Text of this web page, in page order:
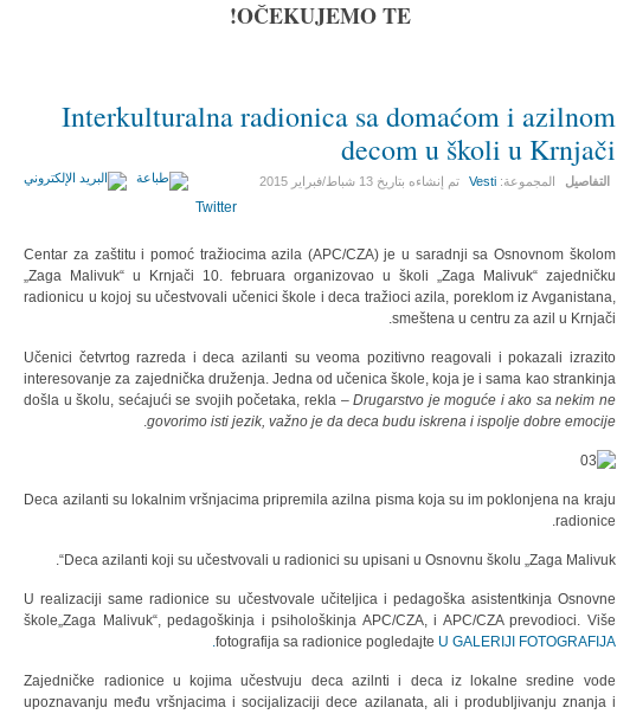
OČEKUJEMO TE!
Interkulturalna radionica sa domaćom i azilnom
decom u školi u Krnjači
التفاصيل المجموعة:Vesti تم إنشاءه بتاريخ13 شباط/فبراير 2015
Twitter
Centar za zaštitu i pomoć tražiocima azila (APC/CZA) je u saradnji sa Osnovnom školom
„Zaga Malivuk“ u Krnjači 10. februara organizovao u školi „Zaga Malivuk“ zajedničku
radionicu u kojoj su učestvovali učenici škole i deca tražioci azila, poreklom iz Avganistana,
smeštena u centru za azil u Krnjači.
Učenici četvrtog razreda i deca azilanti su veoma pozitivno reagovali i pokazali izrazito
interesovanje za zajednička druženja. Jedna od učenica škole, koja je i sama kao strankinja
došla u školu, sećajući se svojih početaka, rekla –Drugarstvo je moguće i ako sa nekim ne
govorimo isti jezik, važno je da deca budu iskrena i ispolje dobre emocije
.
Deca azilanti su lokalnim vršnjacima pripremila azilna pisma koja su im poklonjena na kraju
radionice.
Deca azilanti koji su učestvovali u radionici su upisani u Osnovnu školu „Zaga Malivuk“.
U realizaciji same radionice su učestvovale učiteljica i pedagoška asistentkinja Osnovne
škole„Zaga Malivuk“, pedagoškinja i psihološkinja APC/CZA, i APC/CZA prevodioci. Više
fotografija sa radionice pogledajte U GALERIJI FOTOGRAFIJA.
Zajedničke radionice u kojima učestvuju deca azilnti i deca iz lokalne sredine vode
upoznavanju među vršnjacima i socijalizaciji dece azilanata, ali i produbljivanju znanja i